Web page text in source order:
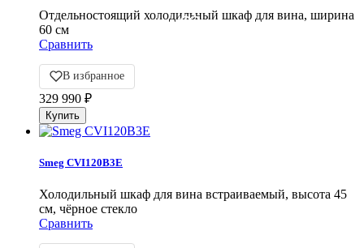
Отдельностоящий холодильный шкаф для вина, ширина
60 см
Сравнить
В избранное
329 990 ₽
Smeg CVI120B3E
Холодильный шкаф для вина встраиваемый, высота 45
см, чёрное стекло
Сравнить